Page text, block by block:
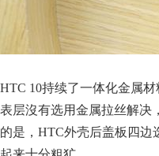
HTC 10持续了一体化金属
表层沒有选用金属拉丝解决
的是，HTC外壳后盖板四边